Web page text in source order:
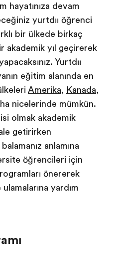
hayatınıza devam
yurtdışı öğrenci
bir ülkede birkaç
akademik yıl geçirerek
Yurtdışı
eğitim alanında en
Amerika, Kanada,
nicelerinde mümkün.
olmak akademik
getirirken
anlamına
öğrencileri için
önererek
yardım